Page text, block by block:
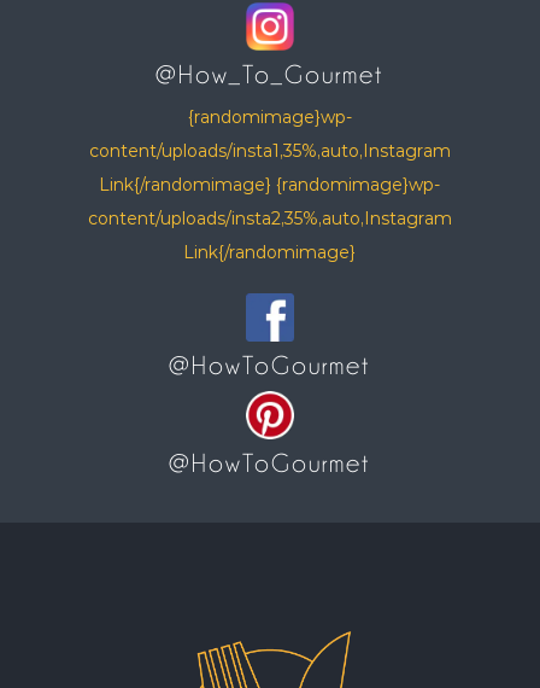
@How_To_Gourmet
{randomimage}wp-
content/uploads/insta1,35%,auto,Instagram
Link{/randomimage} {randomimage}wp-
content/uploads/insta2,35%,auto,Instagram
Link{/randomimage}
@HowToGourmet
@HowToGourmet